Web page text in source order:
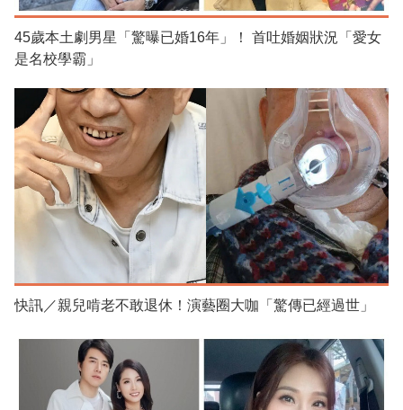
45歲本土劇男星「驚曝已婚16年」！ 首吐婚姻狀況「愛女
是名校學霸」
快訊／親兒啃老不敢退休！演藝圈大咖「驚傳已經過世」